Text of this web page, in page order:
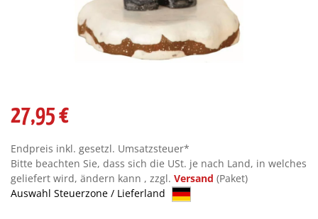
27,95 €
Endpreis inkl. gesetzl. Umsatzsteuer*
Bitte beachten Sie, dass sich die USt. je nach Land, in welches
geliefert wird, ändern kann , zzgl. Versand (Paket)
Auswahl Steuerzone / Lieferland